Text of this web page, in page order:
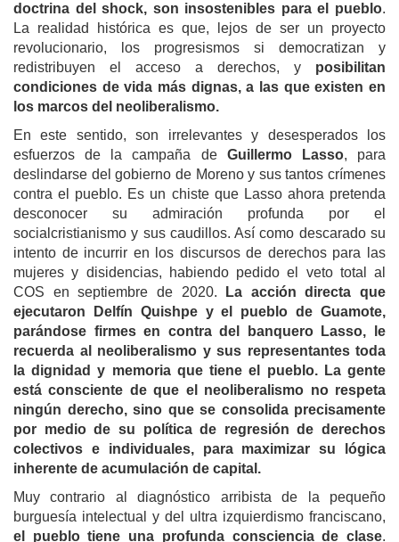
doctrina del shock, son insostenibles para el pueblo.
La realidad histórica es que, lejos de ser un proyecto
revolucionario, los progresismos si democratizan y
redistribuyen el acceso a derechos, y posibilitan
condiciones de vida más dignas, a las que existen en
los marcos del neoliberalismo.
En este sentido, son irrelevantes y desesperados los
esfuerzos de la campaña de Guillermo Lasso, para
deslindarse del gobierno de Moreno y sus tantos crímenes
contra el pueblo. Es un chiste que Lasso ahora pretenda
desconocer su admiración profunda por el
socialcristianismo y sus caudillos. Así como descarado su
intento de incurrir en los discursos de derechos para las
mujeres y disidencias, habiendo pedido el veto total al
COS en septiembre de 2020. La acción directa que
ejecutaron Delfín Quishpe y el pueblo de Guamote,
parándose firmes en contra del banquero Lasso, le
recuerda al neoliberalismo y sus representantes toda
la dignidad y memoria que tiene el pueblo. La gente
está consciente de que el neoliberalismo no respeta
ningún derecho, sino que se consolida precisamente
por medio de su política de regresión de derechos
colectivos e individuales, para maximizar su lógica
inherente de acumulación de capital.
Muy contrario al diagnóstico arribista de la pequeño
burguesía intelectual y del ultra izquierdismo franciscano,
el pueblo tiene una profunda consciencia de clase.